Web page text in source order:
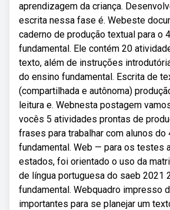
aprendizagem da criança.
escrita nessa fase é. Webeste
caderno de produção textual para o
fundamental. Ele contém 20
texto, além de instruções
do ensino fundamental. Escrita de
(compartilhada e autônoma)
leitura e. Webnesta postagem
vocês 5 atividades prontas de
frases para trabalhar com alunos do
fundamental. Web — para os testes
estados, foi orientado o uso da
de língua portuguesa do saeb 2021
fundamental. Webquadro impresso
importantes para se planejar um